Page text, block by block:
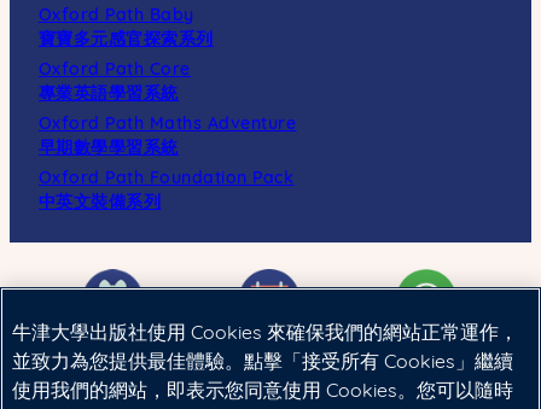
Oxford Path Baby
寶寶多元感官探索系列
Oxford Path Core
專業英語學習系統
Oxford Path Maths Adventure
早期數學學習系統
Oxford Path Foundation Pack
中英文裝備系列
牛津大學出版社使用 Cookies 來確保我們的網站正常運作，
並致力為您提供最佳體驗。點擊「接受所有 Cookies」繼續
使用我們的網站，即表示您同意使用 Cookies。您可以隨時